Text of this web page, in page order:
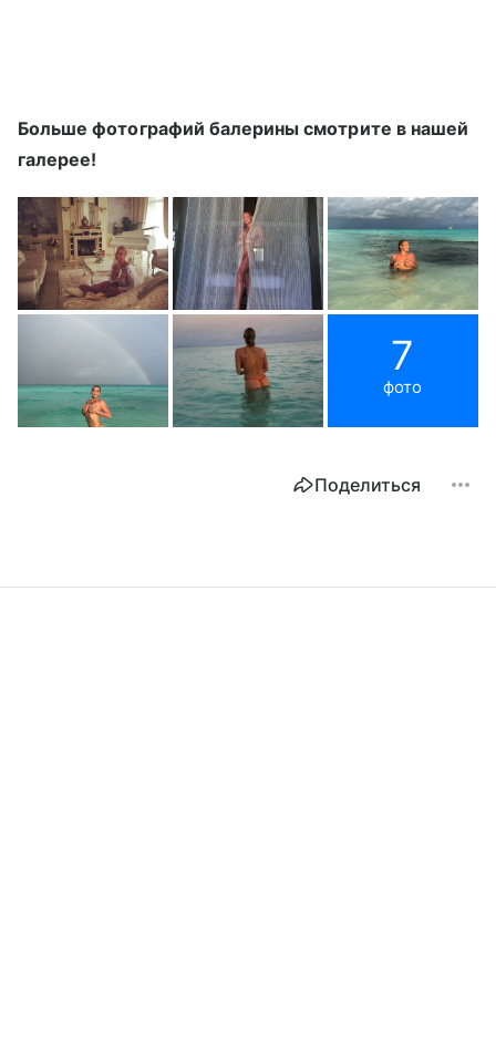
Больше фотографий балерины смотрите в нашей
галерее!
7
фото
Поделиться